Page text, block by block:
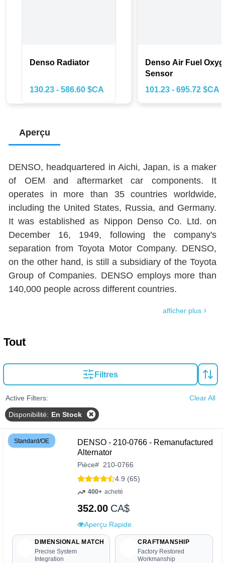
Denso Radiator
130.23 - 586.60 $CA
Denso Air Fuel
Sensor
101.23 - 695.72 $CA
Aperçu
DENSO, headquartered in Aichi, Japan, is a maker
of OEM and aftermarket car components. It
operates in more than 35 countries worldwide,
including the United States, Russia, and Germany.
It was established as Nippon Denso Co. Ltd. on
December 16, 1949, following the company's
separation from Toyota Motor Company. DENSO,
on the other hand, is still a subsidiary of the Toyota
Group of Companies. DENSO employs more than
140,000 people across different countries.
afficher plus
Tout
Filtres
Active Filters: Clear All
Disponibilité: En Stock
Standard/OE
DENSO - 210-0766 - Remanufactured
Alternator
Pièce# 210-0766
4.9 (65)
400+ acheté
352.00 CA$
Aperçu Rapide
DIMENSIONAL MATCH
Precise System
Integration
CRAFTMANSHIP
Factory Restored
Workmanship